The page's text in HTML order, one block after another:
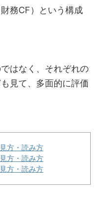
務CF）という構成
はなく、それぞれの
見て、多面的に評価
方・読み方
方・読み方
方・読み方